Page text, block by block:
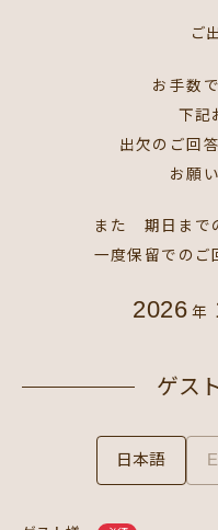
ご
お手数
下記
出欠のご回
お願
また 期日まで
一度保留でのご
2026年
ゲス
日本語